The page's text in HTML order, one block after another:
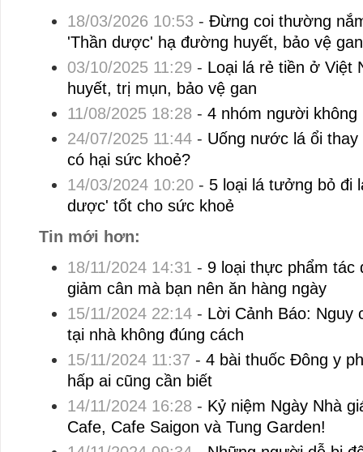
18/03/2026 10:53 - Đừng coi thường
'Thần dược' hạ đường huyết, bảo vệ gan
03/10/2025 11:29 - Loại lá rẻ tiền ở Việt
huyết, trị mụn, bảo vệ gan
11/08/2025 18:28 - 4 nhóm người
24/07/2025 11:44- Uống nước lá ổi
có hại sức khoẻ?
14/03/2024 10:20- 5 loại lá tưởng bỏ đi
dược' tốt cho sức khoẻ
Tin mới hơn:
18/11/2024 14:31 - 9 loại thực phẩm
giảm cân mà bạn nên ăn hàng ngày
15/11/2024 22:14- Lời Cảnh Báo: Nguy
tại nhà không đúng cách
15/11/2024 11:37 - 4 bài thuốc Đông y
hấp ai cũng cần biết
14/11/2024 16:28 - Kỷ niệm Ngày Nhà
Cafe, Cafe Saigon và Tung Garden!